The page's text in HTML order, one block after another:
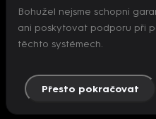
Nepodařilo se
Bohužel nejsme schopni
ani poskytovat podporu při
těchto systémech.
Přesto pokračovat